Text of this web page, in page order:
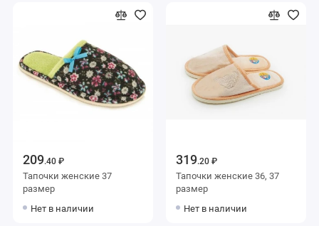
209.40 ₽
Тапочки женские 37
размер
Нет в наличии
319.20 ₽
Тапочки женские 36, 37
размер
Нет в наличии